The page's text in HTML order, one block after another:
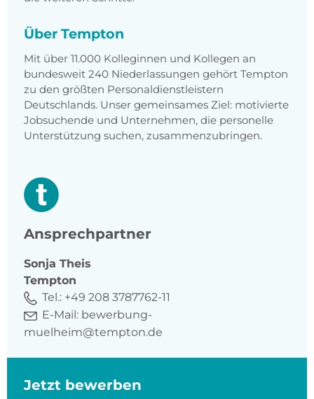
Über Tempton
Mit über 11.000 Kolleginnen und Kollegen an
bundesweit 240 Niederlassungen gehört Tempton
zu den größten Personaldienstleistern
Deutschlands. Unser gemeinsames Ziel: motivierte
Jobsuchende und Unternehmen, die personelle
Unterstützung suchen, zusammenzubringen.
Ansprechpartner
Sonja Theis
Tempton
Tel.: +49 208 3787762-11
E-Mail: bewerbung-
muelheim@tempton.de
Jetzt bewerben